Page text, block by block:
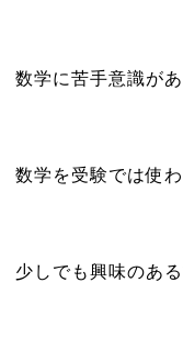
数学に苦手意識が
数学を受験では使
少しでも興味のあ